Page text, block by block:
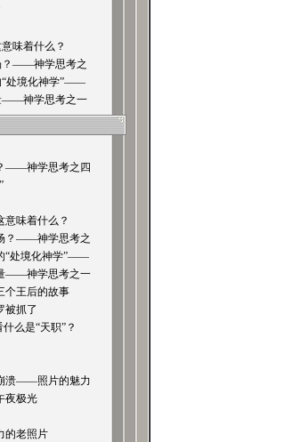
味着什么？
？——神学思考之
“处境化神学”——
——神学思考之一
——神学思考之四
意味着什么？
？——神学思考之
“处境化神学”——
——神学思考之一
个王后的故事
被抓了
么是“天职”？
溃——照片的魅力
夜极光
的老照片